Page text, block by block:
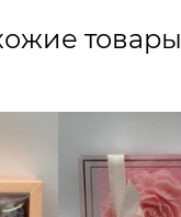
товары